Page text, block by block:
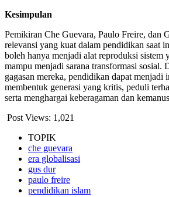
Kesimpulan
Pemikiran Che Guevara, Paulo Freire, dan
relevansi yang kuat dalam pendidikan saat
boleh hanya menjadi alat reproduksi sistem
mampu menjadi sarana transformasi sosial.
gagasan mereka, pendidikan dapat menjadi
membentuk generasi yang kritis, peduli
serta menghargai keberagaman dan
Post Views: 1,021
TOPIK
che guevara
era globalisasi
gus dur
paulo freire
pendidikan islam